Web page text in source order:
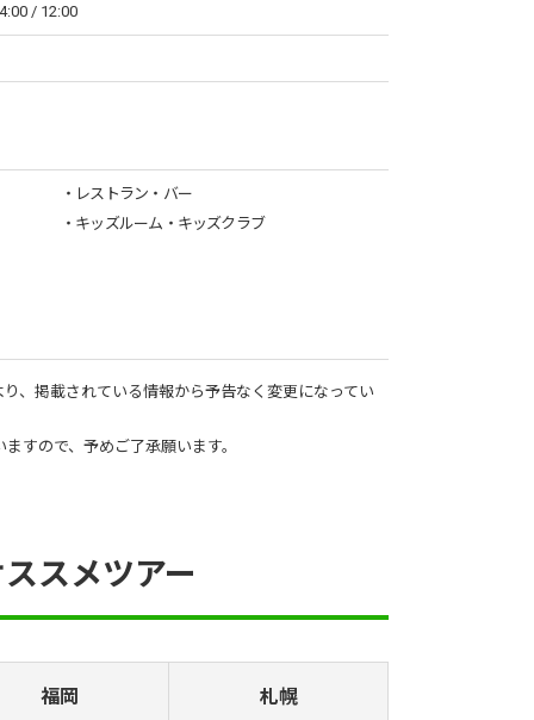
/ 12:00
・レストラン・バー
・キッズルーム・キッズクラブ
、掲載されている情報から予告なく変更になってい
すので、予めご了承願います。
スメツアー
福岡 札幌